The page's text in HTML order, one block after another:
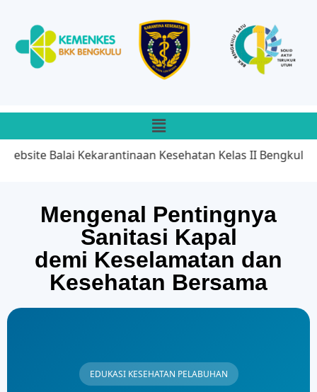
Balai Kekarantinaan Kesehatan Kelas II Bengkulu.
Mengenal Pentingnya
Sanitasi Kapal
demi Keselamatan dan
Kesehatan Bersama
EDUKASI KESEHATAN PELABUHAN